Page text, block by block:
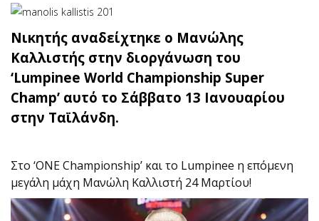
Νικητής αναδείχτηκε ο Μανώλης
Καλλιστής στην διοργάνωση του
‘Lumpinee World Championship Super
Champ’ αυτό το Σάββατο 13 Ιανουαρίου
στην Ταϊλάνδη.
Στο ‘ONE Championship’ και το Lumpinee η επόμενη
μεγάλη μάχη Μανώλη Καλλιστή 24 Μαρτίου!